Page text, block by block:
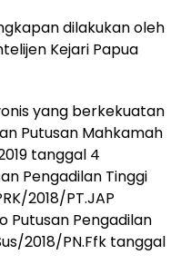
dilakukan oleh
Kejari Papua
yang berkekuatan
Putusan Mahkamah
tanggal 4
Pengadilan Tinggi
2018/PT.JAP
Putusan Pengadilan
2018/PN.Ffk tanggal